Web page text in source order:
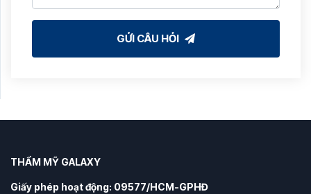
GỬI CÂU HỎI
THẨM MỸ GALAXY
Giấy phép hoạt động: 09577/HCM-GPHĐ